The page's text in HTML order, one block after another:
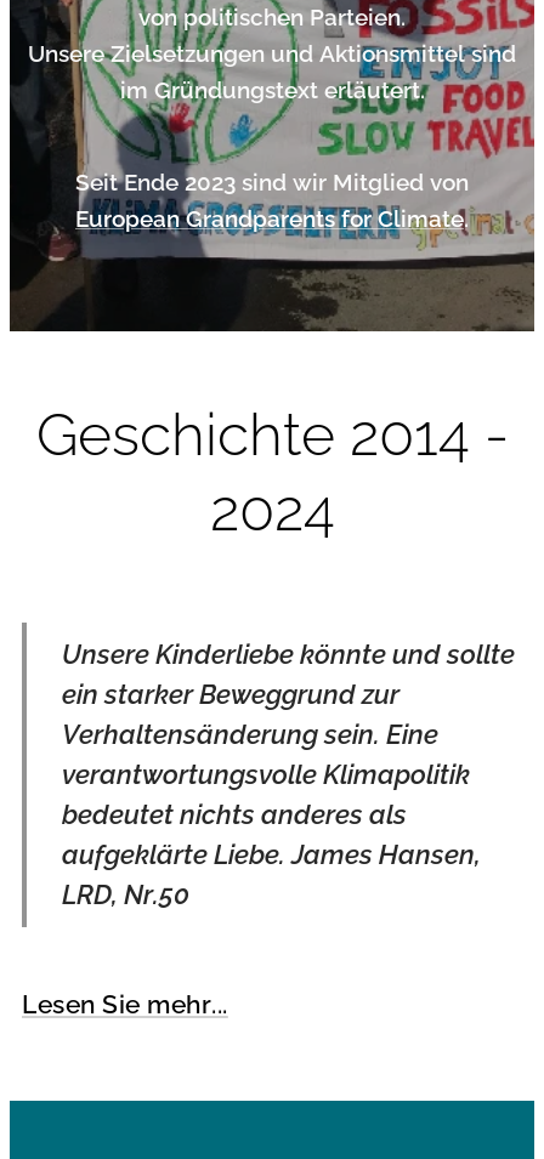
von politischen Parteien.
Unsere Zielsetzungen und Aktionsmittel sind
im Gründungstext erläutert.
Seit Ende 2023 sind wir Mitglied von
European Grandparents for Climate.
Geschichte 2014 -
2024
Unsere Kinderliebe könnte und sollte
ein starker Beweggrund zur
Verhaltensänderung sein. Eine
verantwortungsvolle Klimapolitik
bedeutet nichts anderes als
aufgeklärte Liebe. James Hansen,
LRD, Nr.50
Lesen Sie mehr...